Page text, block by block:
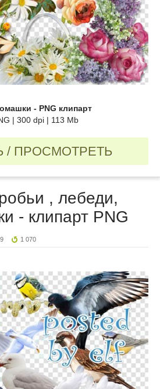
- PNG клипарт
| 300 dpi | 113 Mb
/ ПРОСМОТРЕТЬ
, лебеди,
- клипарт PNG
1 070